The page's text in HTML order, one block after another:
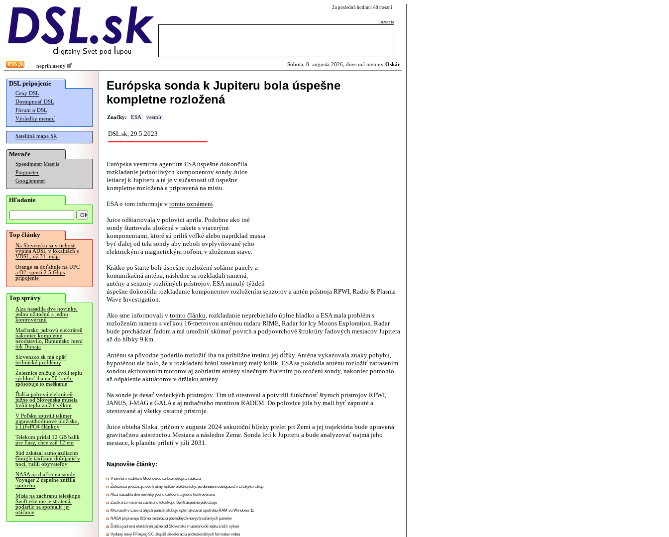
Za poslednú hodinu: 60 meraní
inzercia
neprihlásený Sobota, 8. augusta 2026, dnes má meniny Oskár
DSL pripojenie
Ceny DSL
Dostupnosť DSL
Fórum o DSL
Výsledky meraní
Satelitná mapa SR
Merače
Speedmeter Merania
Pingmeter
Googlemeter
Hľadanie
Top články
Na Slovensku sa v tichosti
vypína ADSL v lokalitách s
VDSL, už 31. mája
Orange sa doťahuje na UPC
a O2, spustí 2.5 Gbps
pripojenie
Top správy
Alza nasadila dve novinky,
jednu užitočnú a jednu
kontroverznú
Maďarsko jadrovú elektráreň
nakoniec kompletne
neodstavilo, Rumunsko mení
tok Dunaja
Slovensko.sk má opäť
technické problémy
Železnice znižujú kvôli teplu
rýchlosť iba na 50 km/h,
spôsobuje to meškanie
Ďalšia jadrová elektráreň
južne od Slovenska musela
kvôli teplu znížiť výkon
V Poľsku spustili takmer
gigawatthodinové úložisko,
z LiFePO4 článkov
Telekom pridal 12 GB balík
pre Easy, chce zaň 12 eur
Súd zakázal samojazdiacim
Google taxíkom dobíjanie v
noci, rušili obyvateľov
NASA na diaľku na sonde
Voyager 2 úspešne znížila
spotrebu
Misia na záchranu teleskopu
Swift ešte nie je stratená,
podarilo sa spomaliť jej
otáčanie
Európska sonda k Jupiteru bola úspešne
kompletne rozložená
Značky: ESA vesmír
DSL.sk, 29.5.2023
Európska vesmírna agentúra ESA úspešne dokončila
rozkladanie jednotlivých komponentov sondy Juice
letiacej k Jupiteru a tá je v súčasnosti už úspešne
kompletne rozložená a pripravená na misiu.
ESA o tom informuje v tomto oznámení.
Juice odštartovala v polovici apríla. Podobne ako iné
sondy štartovala uložená v rakete s viacerými
komponentami, ktoré sú príliš veľké alebo napríklad musia
byť ďalej od tela sondy aby neboli ovplyvňované jeho
elektrickým a magnetickým poľom, v zloženom stave.
Krátko po štarte boli úspešne rozložené solárne panely a
komunikačná anténa, následne sa rozkladali ramená,
antény a senzory rozličných prístrojov. ESA minulý týždeň
úspešne dokončila rozkladanie komponentov rozložením senzorov a antén prístroja RPWI, Radio & Plasma
Wave Investigation.
Ako sme informovali v tomto článku, rozkladanie neprebiehalo úplne hladko a ESA mala problém s
rozložením ramena s veľkou 16-metrovou anténou radaru RIME, Radar for Icy Moons Exploration. Radar
bude prechádzať ľadom a má umožniť skúmať povrch a podpovrchové štruktúry ľadových mesiacov Jupitera
až do hĺbky 9 km.
Anténu sa pôvodne podarilo rozložiť iba na približne tretinu jej dĺžky. Anténa vykazovala znaky pohybu,
hypotézou ale bolo, že v rozkladaní bráni zaseknutý malý kolík. ESA sa pokúsila anténu rozložiť zatrasením
sondou aktivovaním motorov aj zohriatím antény slnečným žiarením po otočení sondy, nakoniec pomohlo
až odpálenie aktuátorov v držiaku antény.
Na sonde je desať vedeckých prístrojov. Tím už otestoval a potvrdil funkčnosť štyroch prístrojov RPWI,
JANUS, J-MAG a GALA a aj radiačného monitora RADEM. Do polovice júla by mali byť zapnuté a
otestované aj všetky ostatné prístroje.
Juice obieha Slnka, pričom v auguste 2024 uskutoční blízky prelet pri Zemi a jej trajektória bude upravená
gravitačnou asistenciou Mesiaca a následne Zeme. Sonda letí k Jupiteru a bude analyzovať najmä jeho
mesiace, k planéte priletí v júli 2031.
Najnovšie články:
V štvrtom reaktore Mochoviec už beží štiepna reakcia
Železnice predávajú dve tretiny lístkov elektronicky, po donútení cestujúcich na takýto nákup
Alza nasadila dve novinky, jednu užitočnú a jednu kontroverznú
Záchrana misie na záchranu teleskopu Swift úspešne pokračuje
Microsoft v čase drahých pamätí sľubuje optimalizovať spotrebu RAM vo Windows 11
NASA pripravuje ISS na inštaláciu posledných nových solárnych panelov
Ďalšia jadrová elektráreň južne od Slovenska musela kvôli teplu znížiť výkon
Vydaný nový FFmpeg 9.0, zlepšil akceleráciu profesionálnych formátov videa